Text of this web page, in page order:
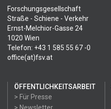
Forschungsgesellschaft
Straße - Schiene - Verkehr
Ernst-Melchior-Gasse 24
1020 Wien
Telefon: +43 1 585 55 67 -0
office(at)fsv.at
ÖFFENTLICHKEITSARBEIT
> Für Presse